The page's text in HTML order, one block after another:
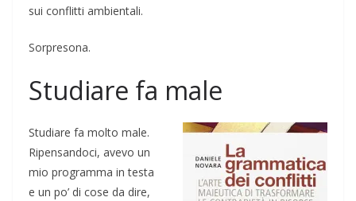
sui conflitti ambientali.
Sorpresona.
Studiare fa male
Studiare fa molto male.
Ripensandoci, avevo un
mio programma in testa
e un po’ di cose da dire,